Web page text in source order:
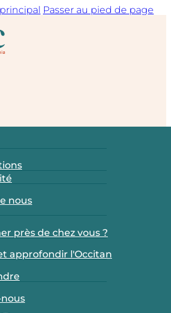
Passer au pied de page
nous
près de chez vous ?
approfondir l'Occitan